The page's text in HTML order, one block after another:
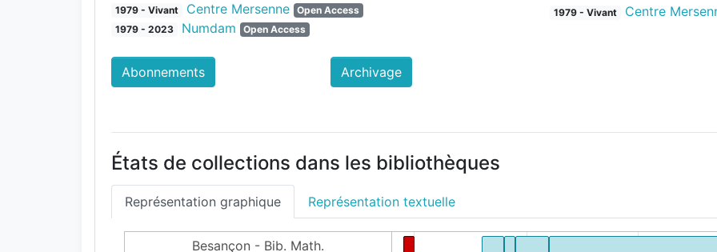
1979 - Vivant Centre Mersenne
Open Access
1979 - 2023
Numdam Open Access
1979 - Vivant Centre
Abonnements Archivage
États de collections dans les bibliothèques
Représentation graphique Représentation textuelle
Besançon - Bib. Math.